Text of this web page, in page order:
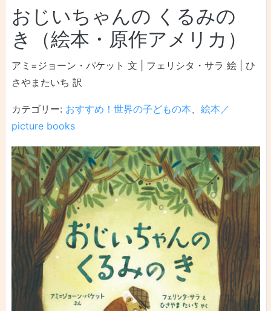
おじいちゃんの くるみの
き（絵本・原作アメリカ）
アミ=ジョーン・パケット 文 | フェリシタ・サラ 絵 | ひ
さやまたいち 訳
カテゴリー: おすすめ！世界の子どもの本、 絵本／
picture books